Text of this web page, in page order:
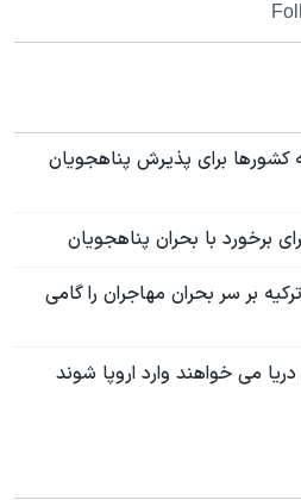
برای پذیرش پناهجویان
برخورد با بحران پناهجویان
بر سر بحران مهاجران را گامی
می خواهند وارد اروپا شوند